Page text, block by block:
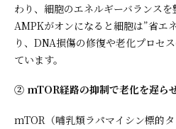
わり、細胞のエネルギーバランスを
AMPKがオンになると細胞は”省エ
り、DNA損傷の修復や老化プロセ
ています。
② mTOR経路の抑制で老化を遅ら
mTOR（哺乳類ラパマイシン標的